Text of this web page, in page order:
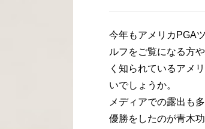
今年もアメリカ
ルフをご覧になる方
く知られているアメ
いでしょうか。
メディアでの露出も
優勝をしたのが青木